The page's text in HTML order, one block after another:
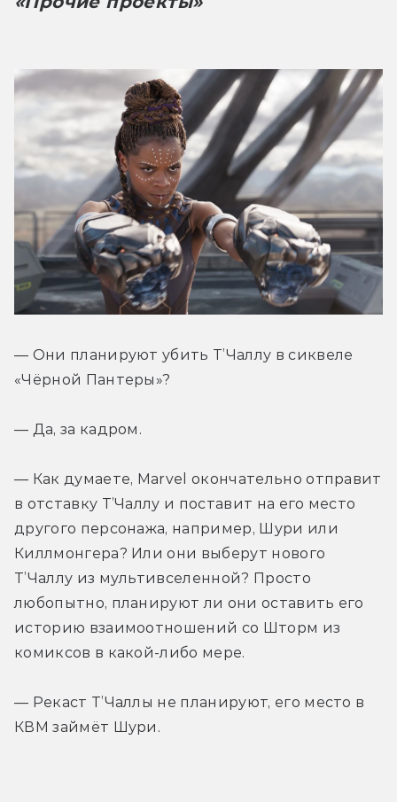
— Они планируют убить Т’Чаллу в сиквеле
«Чёрной Пантеры»?
— Да, за кадром.
— Как думаете, Marvel окончательно отправит
в отставку Т’Чаллу и поставит на его место
другого персонажа, например, Шури или
Киллмонгера? Или они выберут нового
Т’Чаллу из мультивселенной? Просто
любопытно, планируют ли они оставить его
историю взаимоотношений со Шторм из
комиксов в какой-либо мере.
— Рекаст Т’Чаллы не планируют, его место в
КВМ займёт Шури.